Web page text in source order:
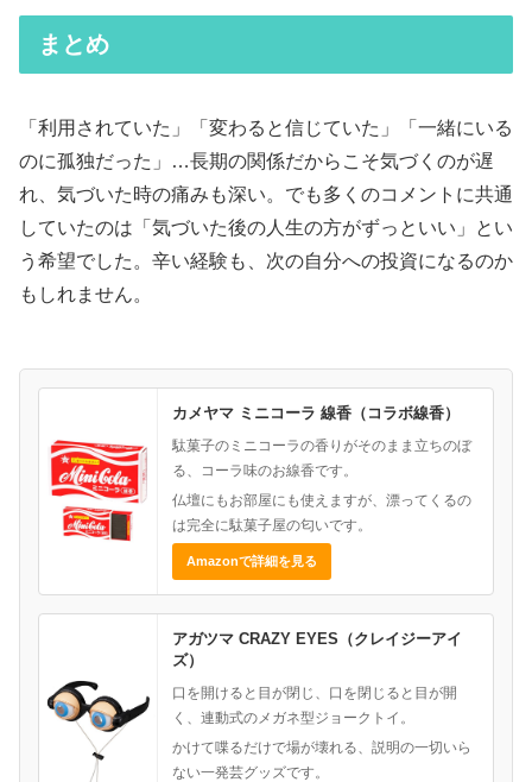
まとめ
「利用されていた」「変わると信じていた」「一緒にいる
のに孤独だった」…長期の関係だからこそ気づくのが遅
れ、気づいた時の痛みも深い。でも多くのコメントに共通
していたのは「気づいた後の人生の方がずっといい」とい
う希望でした。辛い経験も、次の自分への投資になるのか
もしれません。
カメヤマ ミニコーラ 線香（コラボ線香）
駄菓子のミニコーラの香りがそのまま立ちのぼ
る、コーラ味のお線香です。
仏壇にもお部屋にも使えますが、漂ってくるの
は完全に駄菓子屋の匂いです。
Amazonで詳細を見る
アガツマ CRAZY EYES（クレイジーアイ
ズ）
口を開けると目が閉じ、口を閉じると目が開
く、連動式のメガネ型ジョークトイ。
かけて喋るだけで場が壊れる、説明の一切いら
ない一発芸グッズです。